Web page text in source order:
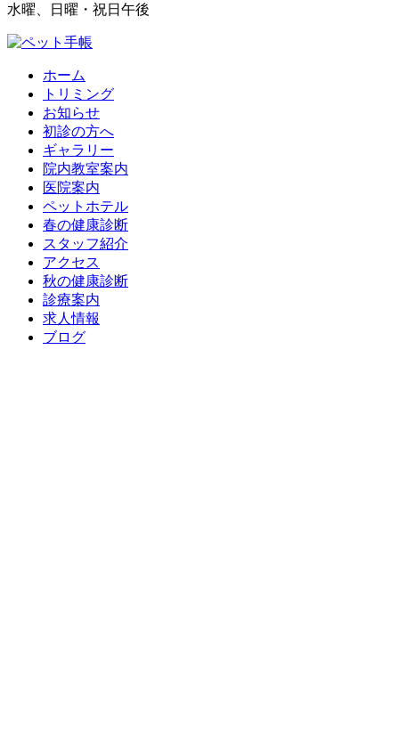
水曜、日曜・祝日午後
ホーム
トリミング
お知らせ
初診の方へ
ギャラリー
院内教室案内
医院案内
ペットホテル
春の健康診断
スタッフ紹介
アクセス
秋の健康診断
診療案内
求人情報
ブログ